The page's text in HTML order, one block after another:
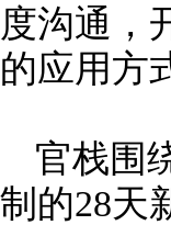
度沟通，
的应用方
官栈围
制的28天